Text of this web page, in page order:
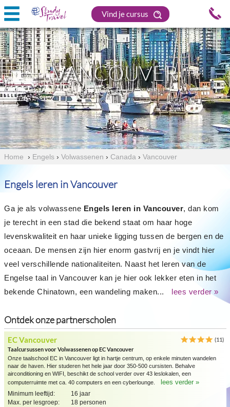
Vind je cursus
VANCOUVER
Home › Engels › Volwassenen › Canada › Vancouver
Engels leren in Vancouver
Ga je als volwassene Engels leren in Vancouver, dan kom
je terecht in een stad die bekend staat om haar hoge
levenskwaliteit en haar unieke ligging tussen de bergen en de
oceaan. De mensen zijn hier enorm gastvrij en je vindt hier
veel verschillende nationaliteiten. Naast het leren van de
Engelse taal in Vancouver kan je hier ook lekker eten in het
bekende Chinatown, een wandeling maken...
lees verder »
Ontdek onze partnerscholen
EC Vancouver
(11)
Taalcursussen voor Volwassenen op EC Vancouver
Onze taalschool EC in Vancouver ligt in hartje centrum, op enkele minuten wandelen
naar de haven. Hier studeren het hele jaar door 350-500 cursisten. Behalve
airconditioning en WIFI, beschikt de school verder over 43 leslokalen, een
computerruimte met ca. 40 computers en een cyberlounge.
lees verder »
Minimum leeftijd:
16 jaar
Max. per lesgroep:
18 personen